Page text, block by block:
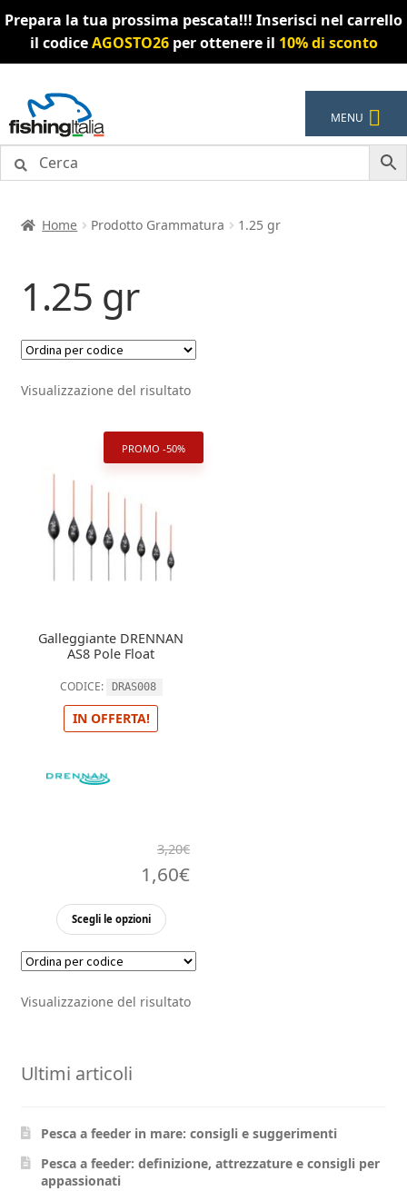
Prepara la tua prossima pescata!!! Inserisci nel carrello
il codiceAGOSTO26per ottenere il 10% di sconto
alla
navigazione
al
contenuto
MENU
Home Prodotto Grammatura 1.25 gr
1.25 gr
Visualizzazione del risultato
PROMO -50%
Galleggiante DRENNAN
AS8 Pole Float
CODICE: DRAS008
IN OFFERTA!
3,20€
prezzo
originale
3,20€.
1,60€Il
è:
1,60€.
Scegli le opzioni
Questo
ha
varianti.
nella
pagina
Visualizzazione del risultato
Ultimi articoli
Pesca a feeder in mare: consigli e suggerimenti
Pesca a feeder: definizione, attrezzature e consigli per
appassionati